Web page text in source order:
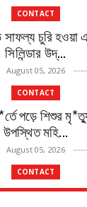
CONTACT
চুরি হওয়া
সিলিন্ডার উদ্...
August 05, 2026
CONTACT
পড়ে শিশুর
উপস্থিত মহি...
August 05, 2026
CONTACT
৫১তম স্মরণ